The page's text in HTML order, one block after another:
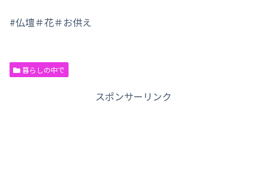
#仏壇＃花＃お供え
暮らしの中で
スポンサーリンク